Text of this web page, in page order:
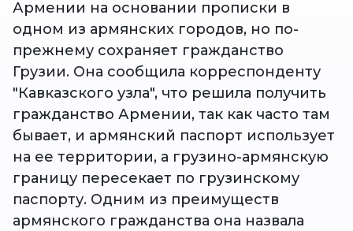
Армении на основании прописки в
одном из армянских городов, но по-
прежнему сохраняет гражданство
Грузии. Она сообщила корреспонденту
"Кавказского узла", что решила получить
гражданство Армении, так как часто там
бывает, и армянский паспорт использует
на ее территории, а грузино-армянскую
границу пересекает по грузинскому
паспорту. Одним из преимуществ
армянского гражданства она назвала